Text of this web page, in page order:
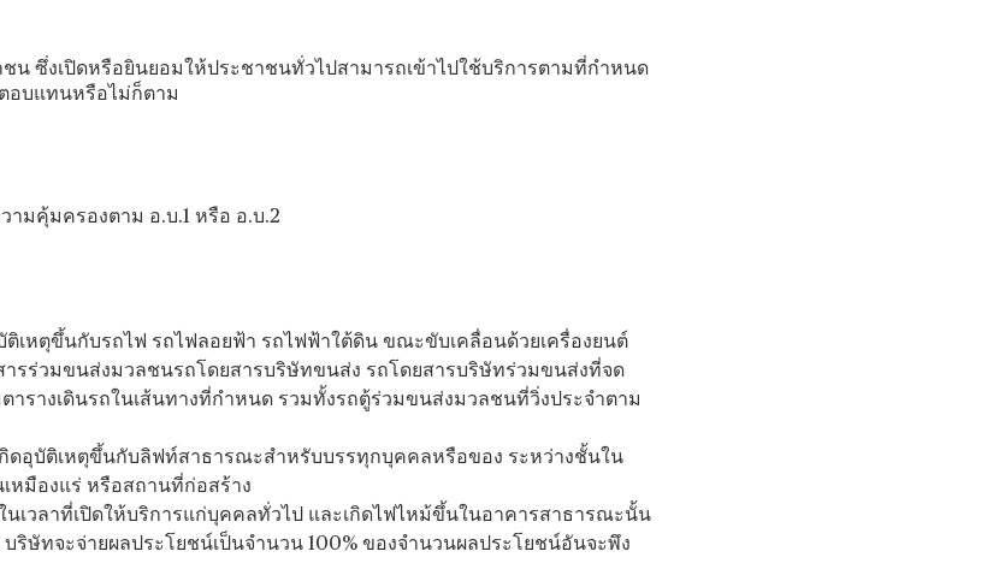
น ซึ่งเปิดหรือยินยอมให้ประชาชนทั่วไปสามารถเข้าไปใช้บริการตามที่กำหนด
ตอบแทนหรือไม่ก็ตาม
ามคุ้มครองตาม อ.บ.1 หรือ อ.บ.2
ติเหตุขึ้นกับรถไฟ รถไฟลอยฟ้า รถไฟฟ้าใต้ดิน ขณะขับเคลื่อนด้วยเครื่องยนต์
รร่วมขนส่งมวลชนรถโดยสารบริษัทขนส่ง รถโดยสารบริษัทร่วมขนส่งที่จด
ารางเดินรถในเส้นทางที่กำหนด รวมทั้งรถตู้ร่วมขนส่งมวลชนที่วิ่งประจำตาม
ดอุบัติเหตุขึ้นกับลิฟท์สาธารณะสำหรับบรรทุกบุคคลหรือของ ระหว่างชั้นใน
หมืองแร่ หรือสถานที่ก่อสร้าง
เวลาที่เปิดให้บริการแก่บุคคลทั่วไป และเกิดไฟไหม้ขึ้นในอาคารสาธารณะนั้น
ริษัทจะจ่ายผลประโยชน์เป็นจำนวน 100% ของจำนวนผลประโยชน์อันจะพึง